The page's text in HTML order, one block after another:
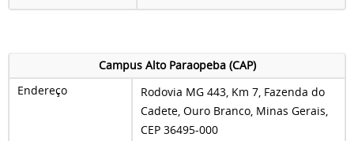
Campus Alto Paraopeba (CAP)
Endereço
Rodovia MG 443, Km 7, Fazenda do
Cadete, Ouro Branco, Minas Gerais,
CEP 36495-000